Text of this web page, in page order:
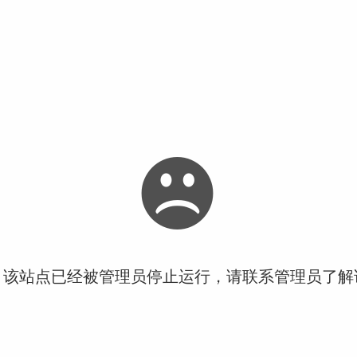
站点已经被管理员停止运行，请联系管理员了